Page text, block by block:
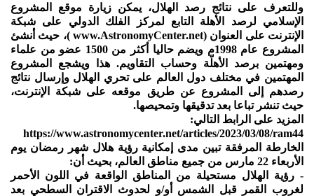
وللتعرف على نتائج رصد الهلال، يمكن زيارة موقع المشروع
الإسلامي لرصد الأهلة التابع لمركز الفلك الدولي على شبكة
الإنترنت على العنوان (www.AstronomyCenter.net )، حيث أنشئ
المشروع عام 1998م ويضم حاليا أكثر من 1500 عضو من علماء
ومهتمين برصد الأهلّة وحساب التقاويم. هذا ويشجع المشروع
المهتمين في مختلف دول العالم على تحري الهلال وإرسال نتائج
رصدهم إلى المشروع عن طريق موقعه على شبكة الإنترنت،
حيث تنشر تباعا بعد تدقيقها وتمحيصها.
المزيد على الرابط التالي:
https://www.astronomycenter.net/articles/2023/03/08/ram44
الخارطة المرفقة تبين مدى إمكانية رؤية هلال شهر رمضان يوم
الأربعاء 22 مارس من جميع مناطق العالم، بحيث أن:
- رؤية الهلال مستحيلة من المناطق الواقعة في اللون الأحمر
لغروب القمر قبل الشمس أو/و لحدوث الاقتران السطحي بعد